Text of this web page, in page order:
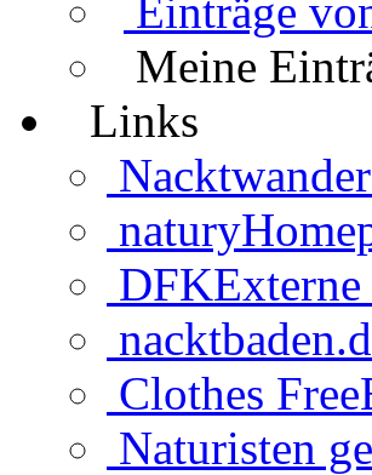
Einträge
Meine
Links
natury
DFK
Clothes Free
Naturisten